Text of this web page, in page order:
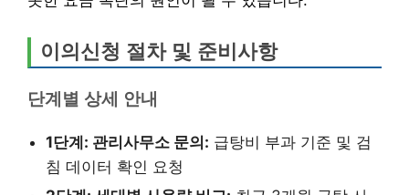
이의신청 절차 및 준비사항
단계별 상세 안내
1단계: 관리사무소 문의: 급탕비 부과 기준 및 검
침 데이터 확인 요청